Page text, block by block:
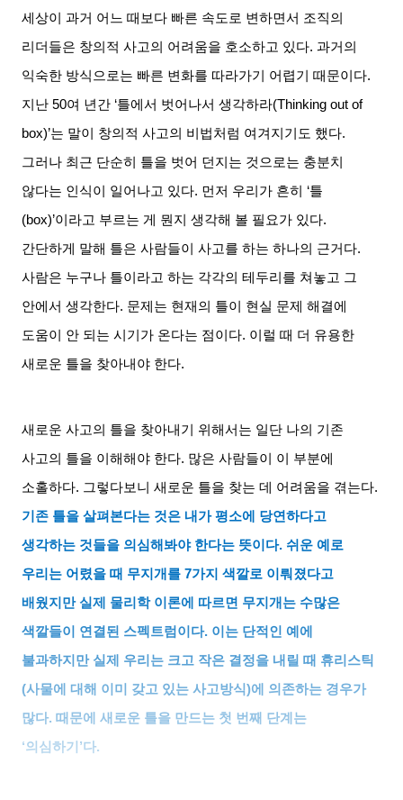
세상이 과거 어느 때보다 빠른 속도로 변하면서 조직의
리더들은 창의적 사고의 어려움을 호소하고 있다.과거의
익숙한 방식으로는 빠른 변화를 따라가기 어렵기 때문이다.
지난 50여 년간 ‘틀에서 벗어나서 생각하라(Thinking out of
box)’는 말이 창의적 사고의 비법처럼 여겨지기도 했다.
그러나 최근 단순히 틀을 벗어 던지는 것으로는 충분치
않다는 인식이 일어나고 있다. 먼저 우리가 흔히 ‘틀
(box)’이라고 부르는 게 뭔지 생각해 볼 필요가 있다.
간단하게 말해 틀은 사람들이 사고를 하는 하나의 근거다.
사람은 누구나 틀이라고 하는 각각의 테두리를 쳐놓고 그
안에서 생각한다. 문제는 현재의 틀이 현실 문제 해결에
도움이 안 되는 시기가 온다는 점이다. 이럴 때 더 유용한
새로운 틀을 찾아내야 한다.
새로운 사고의 틀을 찾아내기 위해서는 일단 나의 기존
사고의 틀을 이해해야 한다. 많은 사람들이 이 부분에
소홀하다. 그렇다보니 새로운 틀을 찾는 데 어려움을 겪는다.
기존 틀을 살펴본다는 것은 내가 평소에 당연하다고
생각하는 것들을 의심해봐야 한다는 뜻이다. 쉬운 예로
우리는 어렸을 때 무지개를 7가지 색깔로 이뤄졌다고
배웠지만 실제 물리학 이론에 따르면 무지개는 수많은
색깔들이 연결된 스펙트럼이다. 이는 단적인 예에
불과하지만 실제 우리는 크고 작은 결정을 내릴 때 휴리스틱
(사물에 대해 이미 갖고 있는 사고방식)에 의존하는 경우가
많다.때문에 새로운 틀을 만드는 첫 번째 단계는
‘의심하기 ’다.